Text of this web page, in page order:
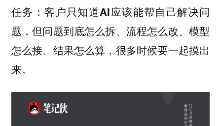
任务：客户只知道AI应该能帮自己解决问
题，但问题到底怎么拆、流程怎么改、模型
怎么接、结果怎么算，很多时候要一起摸出
来。